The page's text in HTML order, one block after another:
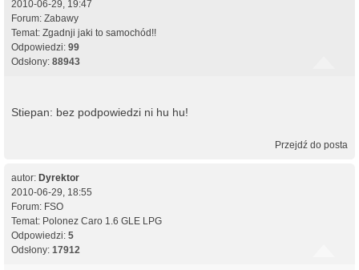
2010-06-29, 19:47
Forum: Zabawy
Temat: Zgadnji jaki to samochód!!
Odpowiedzi: 99
Odsłony: 88943
Stiepan: bez podpowiedzi ni hu hu!
Przejdź do posta
autor: Dyrektor
2010-06-29, 18:55
Forum: FSO
Temat: Polonez Caro 1.6 GLE LPG
Odpowiedzi: 5
Odsłony: 17912